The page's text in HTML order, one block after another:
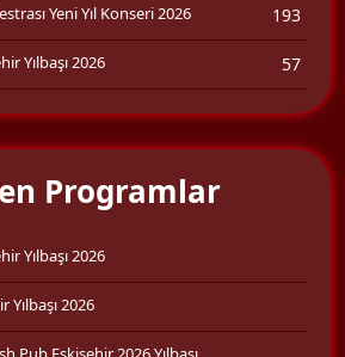
Yeni Yıl Konseri 2026 193
Yılbaşı 2026 57
Programlar
Yılbaşı 2026
2026